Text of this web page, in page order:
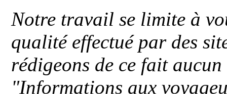
Notre travail se limite à
qualité effectué par des
rédigeons de ce fait
"Informations aux